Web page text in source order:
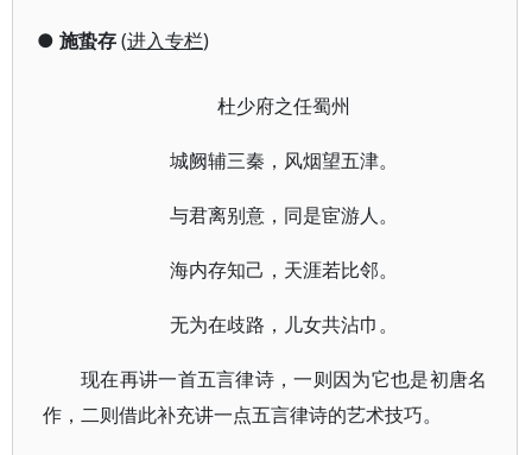
● 施蛰存(进入专栏)
杜少府之任蜀州
城阙辅三秦，风烟望五津。
与君离别意，同是宦游人。
海内存知己，天涯若比邻。
无为在歧路，儿女共沾巾。
现在再讲一首五言律诗，一则因为它也是初唐名
作，二则借此补充讲一点五言律诗的艺术技巧。